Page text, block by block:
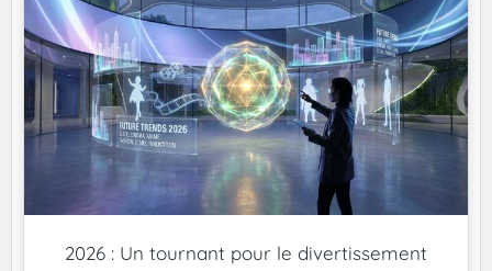
2026 : Un tournant pour le divertissement